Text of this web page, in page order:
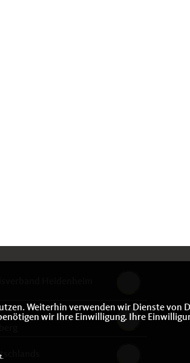
Baden-
Weiterhin verwenden wir Dienste
wir Ihre Einwilligung. Ihre